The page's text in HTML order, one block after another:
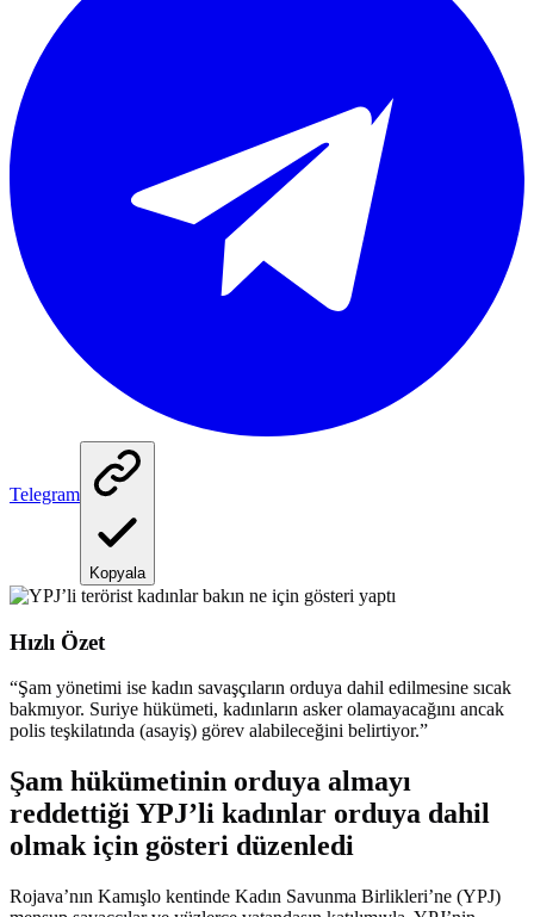
Telegram
Kopyala
Hızlı Özet
“Şam yönetimi ise kadın savaşçıların orduya dahil edilmesine sıcak
bakmıyor. Suriye hükümeti, kadınların asker olamayacağını ancak
polis teşkilatında (asayiş) görev alabileceğini belirtiyor.”
Şam hükümetinin orduya almayı
reddettiği YPJ’li kadınlar orduya dahil
olmak için gösteri düzenledi
Rojava’nın Kamışlo kentinde Kadın Savunma Birlikleri’ne (YPJ)